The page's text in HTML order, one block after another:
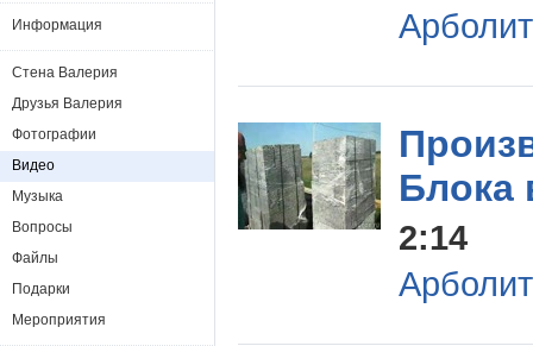
Блока
2:14
Информация
Стена Валерия
Друзья Валерия
Фотографии
Видео
Музыка
Вопросы
Файлы
Подарки
Мероприятия